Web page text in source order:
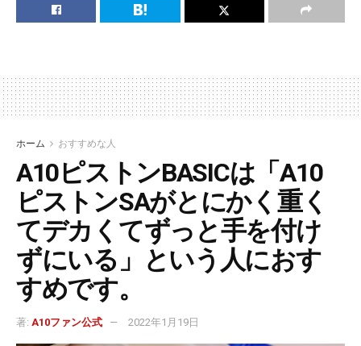
ホーム おすすめな人
A10ピストンBASICは「A10
ピストンSAがとにかく重く
てデカくてずっと手を付け
ずにいる」という人におす
すめです。
著: A10ファン公式 2022年1月19日